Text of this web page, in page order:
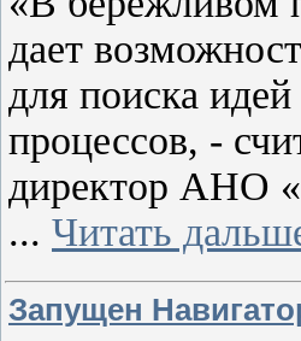
дает
для поиска
процессов, -
директор АНО
... Читать
Запущен